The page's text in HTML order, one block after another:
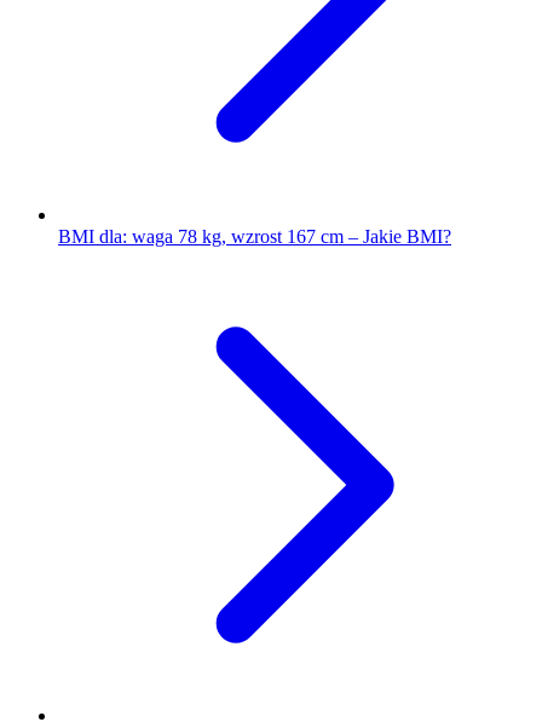
BMI dla: waga 78 kg, wzrost 167 cm – Jakie BMI?